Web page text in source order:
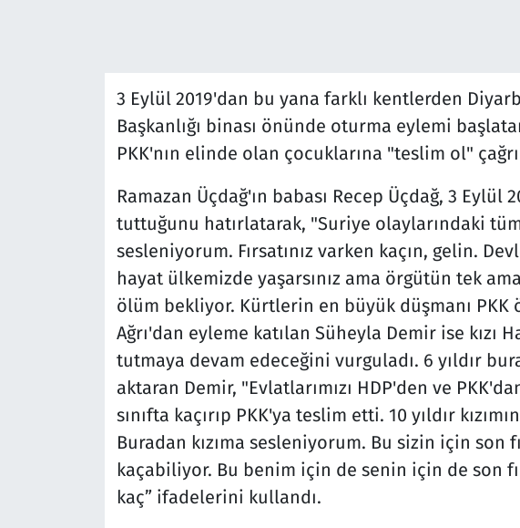
3 Eylül 2019'dan bu yana farklı kentlerden
Başkanlığı binası önünde oturma eylemi
PKK'nın elinde olan çocuklarına "teslim ol"
Ramazan Üçdağ'ın babası Recep Üçdağ, 3
tuttuğunu hatırlatarak, "Suriye olaylarındaki
sesleniyorum. Fırsatınız varken kaçın, gelin.
hayat ülkemizde yaşarsınız ama örgütün tek
ölüm bekliyor. Kürtlerin en büyük düşmanı PKK
Ağrı'dan eyleme katılan Süheyla Demir ise kızı
tutmaya devam edeceğini vurguladı. 6 yıldır
aktaran Demir, "Evlatlarımızı HDP'den ve
sınıfta kaçırıp PKK'ya teslim etti. 10 yıldır
Buradan kızıma sesleniyorum. Bu sizin için son
kaçabiliyor. Bu benim için de senin için de son
kaç” ifadelerini kullandı.